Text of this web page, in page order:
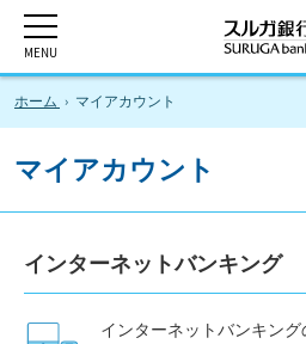
ホーム マイアカウント
マイアカウント
インターネットバンキング
インターネットバンキング